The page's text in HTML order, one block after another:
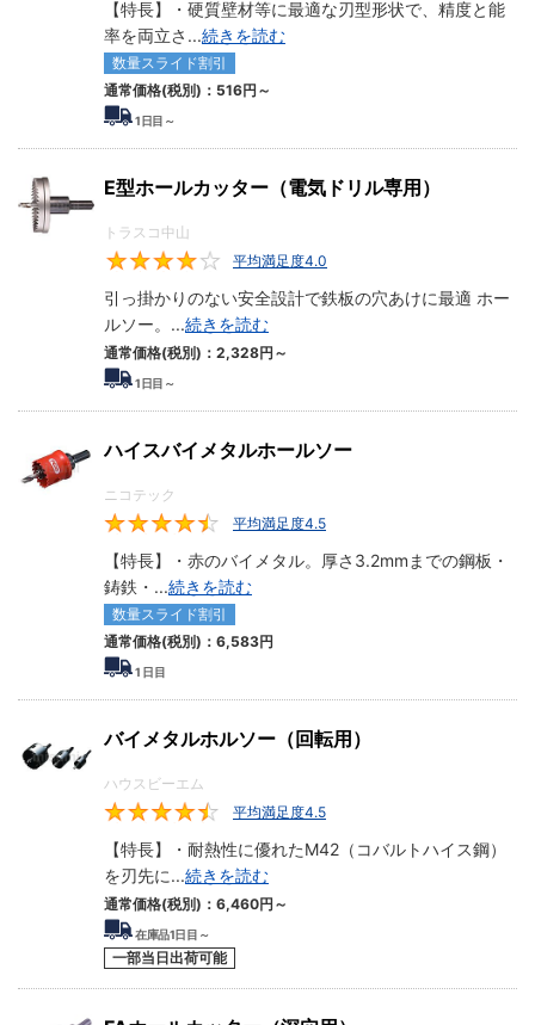
【特長】・硬質壁材等に最適な刃型形状で、精度と能
率を両立さ ...続きを読む
数量スライド割引
通常価格(税別)： 516円 ～
1日目～
E型ホールカッター（電気ドリル専用）
トラスコ中山
平均満足度4.0
引っ掛かりのない安全設計で鉄板の穴あけに最適 ホー
ルソー。 ...続きを読む
通常価格(税別)： 2,328円 ～
1日目～
ハイスバイメタルホールソー
ニコテック
平均満足度4.5
【特長】・赤のバイメタル。厚さ3.2mmまでの鋼板・
鋳鉄・ ...続きを読む
数量スライド割引
通常価格(税別)： 6,583円
1 日目
バイメタルホルソー（回転用）
ハウスビーエム
平均満足度4.5
【特長】・耐熱性に優れたM42（コバルトハイス鋼）
を刃先に...続きを読む
通常価格(税別)： 6,460円 ～
在庫品1日目～
一部当日出荷可能